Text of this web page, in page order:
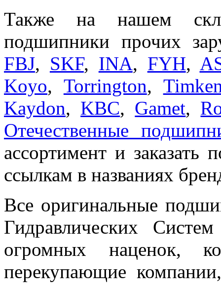
Также на нашем
подшипники прочих
FBJ, SKF, INA, FYH,
Koyo, Torrington,
Kaydon, KBC, Gamet,
Отечественные
ассортимент и
ссылкам в названиях
Все оригинальные
Гидравлических
огромных наценок,
перекупающие